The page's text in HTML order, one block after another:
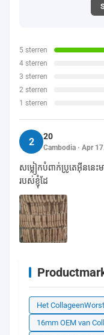
5 sterren
4 sterren
3 sterren
2 sterren
1 sterren
2 20
Cambodia · Apr
សម្លៀកបំពាក់ប្រូតេអ៊ីននេះ
របស់ខ្ញុំដែ
Het
16mm OEM van